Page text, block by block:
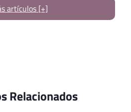
artículos [+]
Relacionados